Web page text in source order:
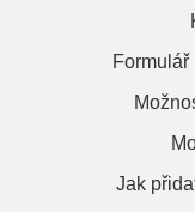
Jak